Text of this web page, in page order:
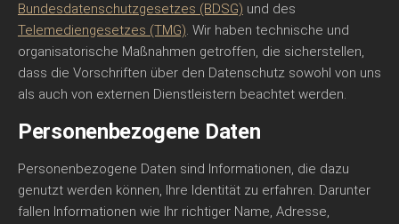
Bundesdatenschutzgesetzes (BDSG) und des
Telemediengesetzes (TMG). Wir haben technische und
organisatorische Maßnahmen getroffen, die sicherstellen,
dass die Vorschriften über den Datenschutz sowohl von uns
als auch von externen Dienstleistern beachtet werden.
Personenbezogene Daten
Personenbezogene Daten sind Informationen, die dazu
genutzt werden können, Ihre Identität zu erfahren. Darunter
fallen Informationen wie Ihr richtiger Name, Adresse,